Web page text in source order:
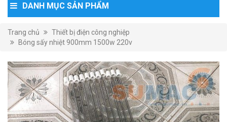
DANH MỤC SẢN PHẨM
Trang chủ
Thiết bị điện công nghiệp
Bóng sấy nhiệt 900mm 1500w 220v